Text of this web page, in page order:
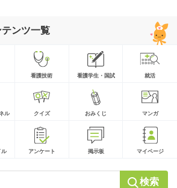
ンツ一覧
看護技術 看護学生・国試 就活
ル クイズ おみくじ マンガ
ル アンケート 掲示板 マイページ
検索